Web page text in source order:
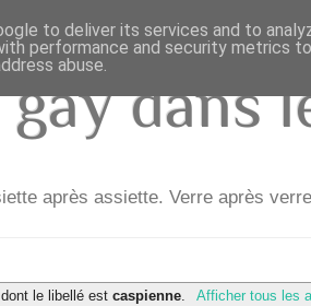
dans
après assiette. Verre après
le libellé estcaspienne. Afficher tous les
to deliver its services and to
performance and security metrics
abuse.